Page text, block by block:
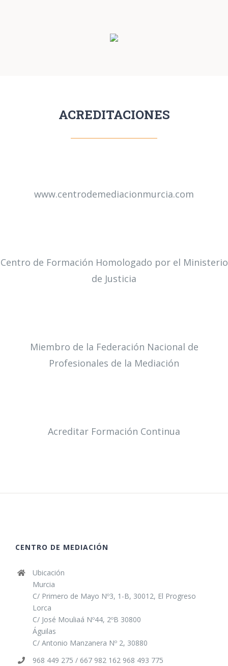
ACREDITACIONES
www.centrodemediacionmurcia.com
Centro de Formación Homologado por el Ministerio
de Justicia
Miembro de la Federación Nacional de
Profesionales de la Mediación
Acreditar Formación Continua
CENTRO DE MEDIACIÓN
Ubicación
Murcia
C/ Primero de Mayo Nº3, 1-B, 30012, El Progreso
Lorca
C/ José Mouliaá Nº44, 2ºB 30800
Águilas
C/ Antonio Manzanera Nº 2, 30880
968 449 275 / 667 982 162 968 493 775